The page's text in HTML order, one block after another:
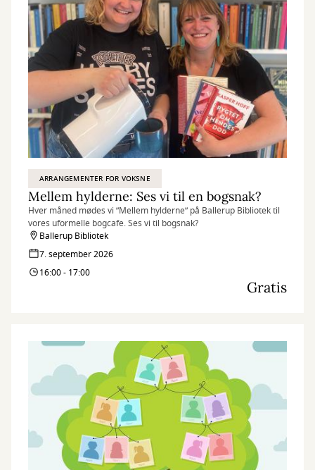
ARRANGEMENTER FOR VOKSNE
Mellem hylderne: Ses vi til en bogsnak?
Hver måned mødes vi ”Mellem hylderne” på Ballerup Bibliotek til
vores uformelle bogcafe. Ses vi til bogsnak?
Ballerup Bibliotek
7. september 2026
16:00 - 17:00
Gratis